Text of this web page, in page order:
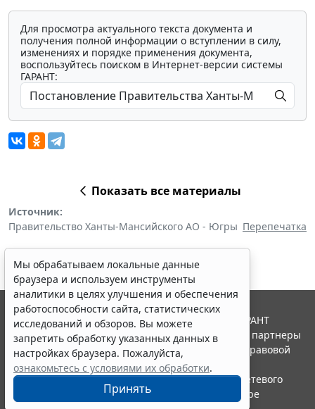
Для просмотра актуального текста документа и
получения полной информации о вступлении в силу,
изменениях и порядке применения документа,
воспользуйтесь поиском в Интернет-версии системы
ГАРАНТ:
Показать все материалы
Источник:
Правительство Ханты-Мансийского АО - Югры Перепечатка
Мы обрабатываем локальные данные
браузера и используем инструменты
аналитики в целях улучшения и обеспечения
работоспособности сайта, статистических
исследований и обзоров. Вы можете
запретить обработку указанных данных в
настройках браузера. Пожалуйста,
ознакомьтесь с условиями их обработки.
Принять
© ООО "НПП "ГАРАНТ-СЕРВИС", 2026. Система ГАРАНТ
выпускается с 1990 года. Компания "Гарант" и ее партнеры
являются участниками Российской ассоциации правовой
информации ГАРАНТ.
Портал ГАРАНТ.РУ зарегистрирован в качестве сетевого
издания Федеральной службой по надзору в сфере